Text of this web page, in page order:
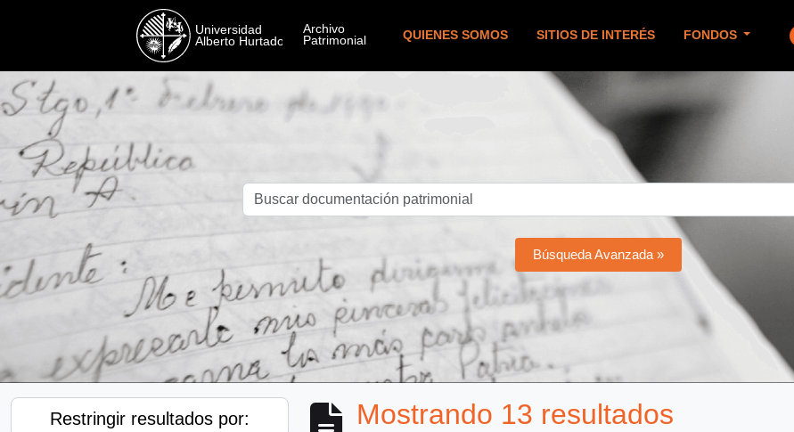
QUIENES SOMOS SITIOS DE INTERÉS FONDOS
Búsqueda Avanzada »
Restringir resultados por: Mostrando 13 resultados